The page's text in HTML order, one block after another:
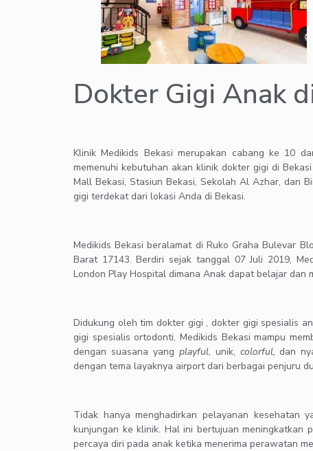
Dokter Gigi Anak
Klinik Medikids Bekasi merupakan cabang ke 10
memenuhi kebutuhan akan klinik dokter gigi di
Mall Bekasi, Stasiun Bekasi, Sekolah Al Azhar, dan
gigi terdekat dari lokasi Anda di Bekasi.
Medikids Bekasi beralamat di Ruko Graha Bulevar
Barat 17143. Berdiri sejak tanggal 07 Juli 2019,
London Play Hospital dimana Anak dapat belajar
Didukung oleh tim dokter gigi , dokter gigi spesialis
gigi spesialis ortodonti, Medikids Bekasi mampu
dengan suasana yang playful, unik, colorful, dan
dengan tema layaknya airport dari berbagai penjuru
Tidak hanya menghadirkan pelayanan kesehatan
kunjungan ke klinik. Hal ini bertujuan meningkatkan
percaya diri pada anak ketika menerima perawatan